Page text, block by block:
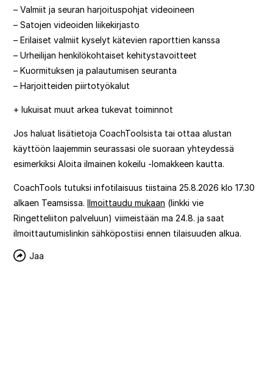
– Valmiit ja seuran harjoituspohjat videoineen
– Satojen videoiden liikekirjasto
– Erilaiset valmiit kyselyt kätevien raporttien kanssa
– Urheilijan henkilökohtaiset kehitystavoitteet
– Kuormituksen ja palautumisen seuranta
– Harjoitteiden piirtotyökalut
+ lukuisat muut arkea tukevat toiminnot
Jos haluat lisätietoja CoachToolsista tai ottaa alustan
käyttöön laajemmin seurassasi ole suoraan yhteydessä
esimerkiksi Aloita ilmainen kokeilu -lomakkeen kautta.
CoachTools tutuksi infotilaisuus tiistaina 25.8.2026 klo 17.30
alkaen Teamsissa. Ilmoittaudu mukaan (linkki vie
Ringetteliiton palveluun) viimeistään ma 24.8. ja saat
ilmoittautumislinkin sähköpostiisi ennen tilaisuuden alkua.